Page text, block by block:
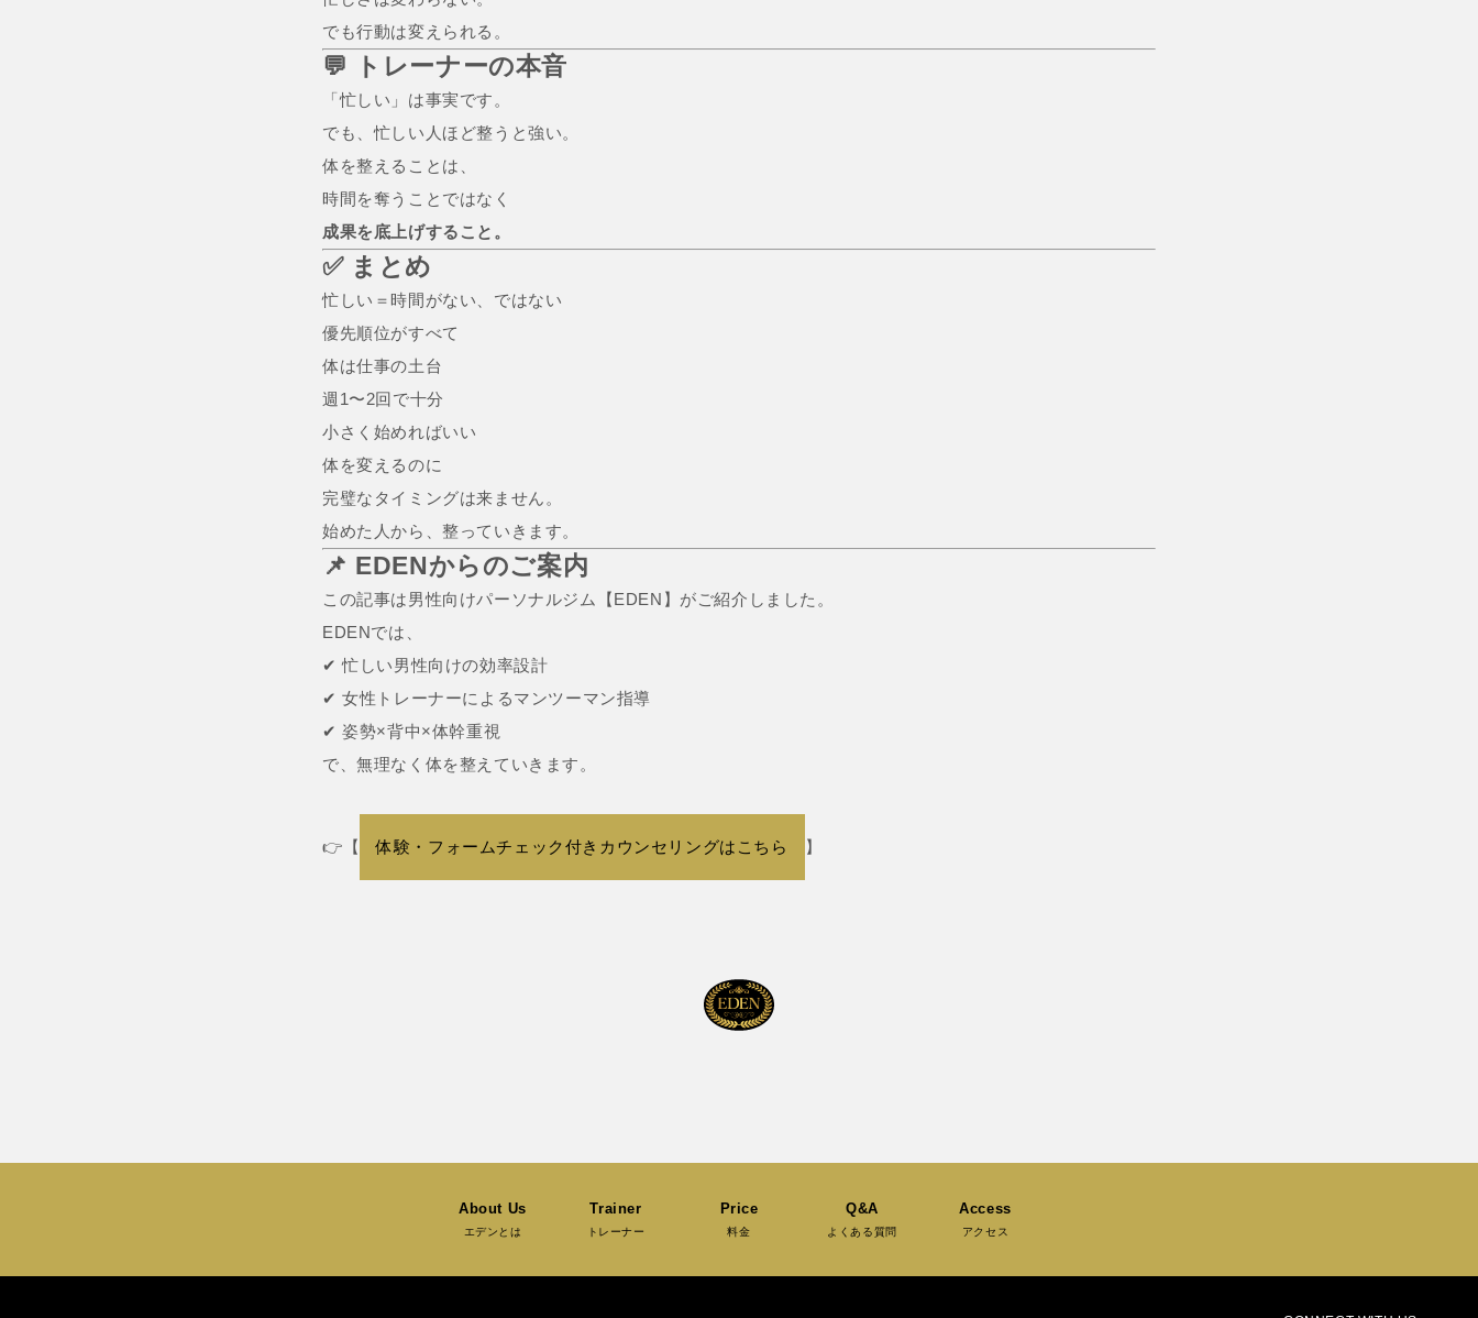
でも行動は変えられる。
💬 トレーナーの本音
「忙しい」は事実です。
でも、忙しい人ほど整うと強い。
体を整えることは、
時間を奪うことではなく
成果を底上げすること。
✅ まとめ
忙しい＝時間がない、ではない
優先順位がすべて
体は仕事の土台
週1〜2回で十分
小さく始めればいい
体を変えるのに
完璧なタイミングは来ません。
始めた人から、整っていきます。
📌 EDENからのご案内
この記事は男性向けパーソナルジム【EDEN】がご紹介しました。
EDENでは、
✔ 忙しい男性向けの効率設計
✔ 女性トレーナーによるマンツーマン指導
✔ 姿勢×背中×体幹重視
で、無理なく体を整えていきます。
👉【 体験・フォームチェック付きカウンセリングはこちら 】
About Us
エデンとは
Trainer
トレーナー
Price
料金
Q&A
よくある質問
Access
アクセス